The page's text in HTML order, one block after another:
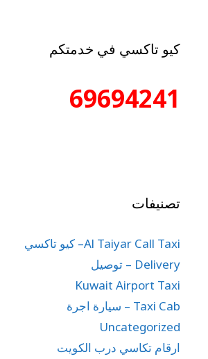
كيو تاكسي في خدمتكم
69694241
تصنيفات
Al Taiyar Call Taxi– كيو تاكسي
Delivery – توصيل
Kuwait Airport Taxi
Taxi Cab – سيارة اجرة
Uncategorized
ارقام تكاسي درب الكويت